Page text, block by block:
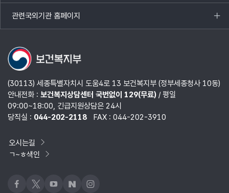
열기
관련국외기관 홈페이지
목록
열기
(30113) 세종특별자치시 도움4로 13 보건복지부 (정부세종청사 10동)
안내전화 : 보건복지상담센터 국번없이 129(무료)/ 평일
09:00~18:00, 긴급지원상담은 24시
당직실 : 044-202-2118 FAX : 044-202-3910
오시는길
ㄱ~ㅎ색인
페이스북
x 유튜브네이버블로그
인스타그램